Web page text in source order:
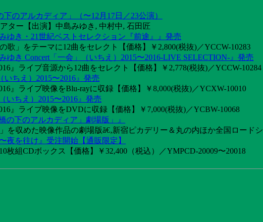
のアルカディア」（〜12月17日／23公演）
ター【出演】中島みゆき, 中村中, 石田匠
ゆき・21世紀ベストセレクション『前途』』発売
歌」をテーマに12曲をセレクト【価格】￥2,800(税抜)／YCCW-10283
ゆき Concert「一会」（いちえ）2015〜2016-LIVE SELECTION-』発売
』ライブ音源から12曲をセレクト【価格】￥2,778(税抜)／YCCW-10284
いちえ）2015〜2016』発売
』ライブ映像をBlu-rayに収録【価格】￥8,000(税抜)／YCXW-10010
いちえ）2015〜2016』発売
』ライブ映像をDVDに収録【価格】￥7,000(税抜)／YCBW-10068
の下のアルカディア」劇場版」』
を収めた映像作品の劇場版ã€‚新宿ピカデリー＆丸の内ほか全国ロード
夜を往け』受注開始【通販限定】
組CDボックス【価格】￥32,400（税込）／YMPCD-20009〜20018